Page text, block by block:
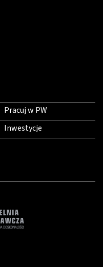
Pracuj w PW
Inwestycje